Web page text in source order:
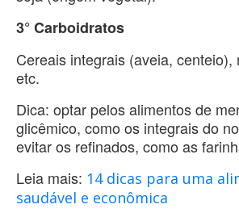
3° Carboidratos
Cereais integrais (aveia,
etc.
Dica: optar pelos alimentos de
glicêmico, como os integrais do
evitar os refinados, como as
Leia mais: 14 dicas para uma
saudável e econômica